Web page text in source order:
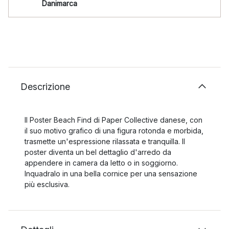
Danimarca
Descrizione
Il Poster Beach Find di Paper Collective danese, con
il suo motivo grafico di una figura rotonda e morbida,
trasmette un'espressione rilassata e tranquilla. Il
poster diventa un bel dettaglio d'arredo da
appendere in camera da letto o in soggiorno.
Inquadralo in una bella cornice per una sensazione
più esclusiva.